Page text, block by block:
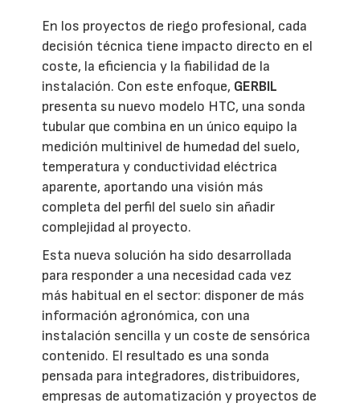
En los proyectos de riego profesional, cada
decisión técnica tiene impacto directo en el
coste, la eficiencia y la fiabilidad de la
instalación. Con este enfoque, GERBIL
presenta su nuevo modelo HTC, una sonda
tubular que combina en un único equipo la
medición multinivel de humedad del suelo,
temperatura y conductividad eléctrica
aparente, aportando una visión más
completa del perfil del suelo sin añadir
complejidad al proyecto.
Esta nueva solución ha sido desarrollada
para responder a una necesidad cada vez
más habitual en el sector: disponer de más
información agronómica, con una
instalación sencilla y un coste de sensórica
contenido. El resultado es una sonda
pensada para integradores, distribuidores,
empresas de automatización y proyectos de